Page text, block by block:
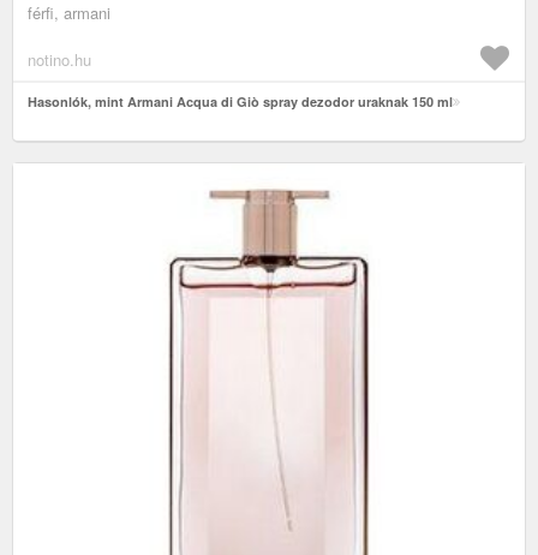
férfi, armani
notino.hu
Hasonlók, mint Armani Acqua di Giò spray dezodor uraknak 150 ml